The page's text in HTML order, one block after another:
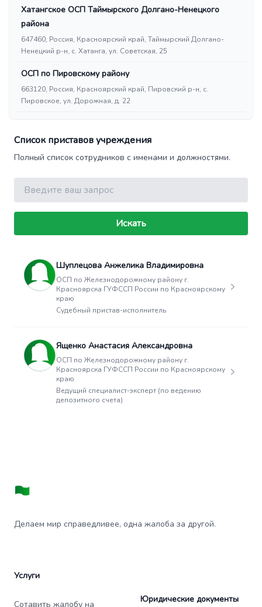
Хатангское ОСП Таймырского Долгано-Ненецкого
района
647460, Россия, Красноярский край, Таймырский Долгано-
Ненецкий р-н, с. Хатанга, ул. Советская, 25
ОСП по Пировскому району
663120, Россия, Красноярский край, Пировский р-н, с.
Пировское, ул. Дорожная, д. 22
Список приставов учреждения
Полный список сотрудников с именами и должностями.
Поиск
Искать
Шуплецова Анжелика Владимировна
ОСП по Железнодорожному району г.
Красноярска ГУФССП России по Красноярскому
краю
Судебный пристав-исполнитель
Ященко Анастасия Александровна
ОСП по Железнодорожному району г.
Красноярска ГУФССП России по Красноярскому
краю
Ведущий специалист-эксперт (по ведению
депозитного счета)
Делаем мир справедливее, одна жалоба за другой.
Услуги
Сотавить жалобу на Юридические документы